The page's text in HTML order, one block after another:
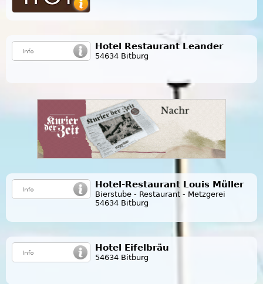
Hotel Restaurant Leander
54634 Bitburg
Hotel-Restaurant Louis Müller
Bierstube - Restaurant - Metzgerei
54634 Bitburg
Hotel Eifelbräu
54634 Bitburg